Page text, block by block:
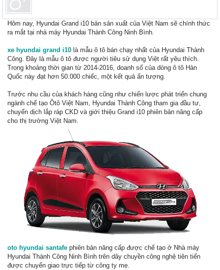
Hôm nay, Hyundai Grand i10 bản sản xuất của Việt Nam sẽ chính thức
ra mắt tại nhà máy Hyundai Thành Công Ninh Bình.
xe hyundai grand i10 là mẫu ô tô bán chạy nhất của Hyundai Thành
Công. Đây là mẫu ô tô được người tiêu sử dụng Việt rất yêu thích.
Trong khoảng thời gian từ 2014-2016, doanh số của dòng ô tô Hàn
Quốc này đạt hơn 50.000 chiếc, một kết quả ấn tượng.
Trước nhu cầu của khách hàng cũng như chiến lược phát triển chung
ngành chế tạo Ôtô Việt Nam, Hyundai Thành Công tham gia đầu tư,
chuyển dịch lắp ráp CKD và giới thiệu Grand i10 phiên bản nâng cấp
cho thị trường Việt Nam.
oto hyundai santafe phiên bản nâng cấp được chế tạo ở Nhà máy
Hyundai Thành Công Ninh Bình trên dây chuyền công nghệ tiên tiến
được chuyển giao trực tiếp từ công ty mẹ.